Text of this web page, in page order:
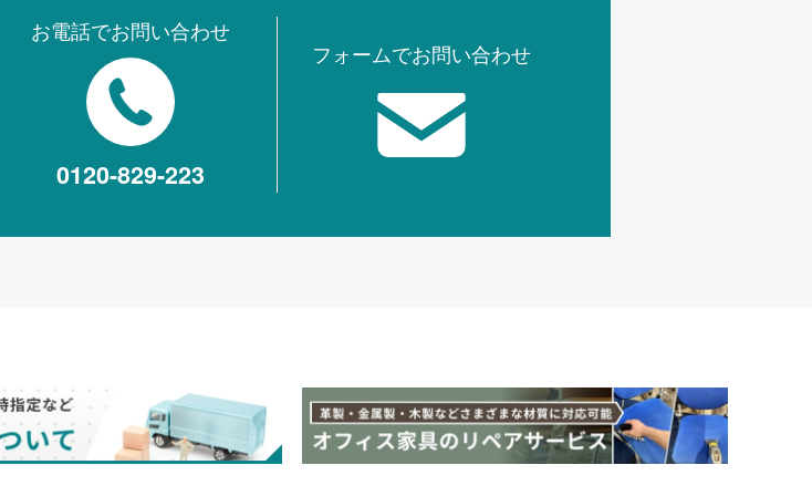
お電話でお問い合わせ
0120-829-223
フォームでお問い合わせ